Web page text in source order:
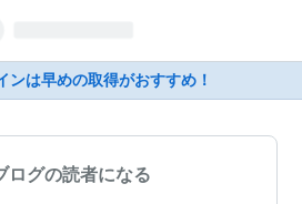
ンは早めの取得がおすすめ！
ログの読者になる